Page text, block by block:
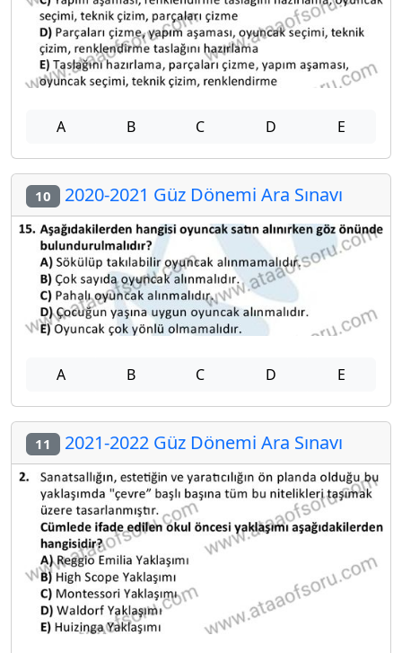
A B C D E
10 2020-2021 Güz Dönemi Ara Sınavı
A B C D E
11 2021-2022 Güz Dönemi Ara Sınavı